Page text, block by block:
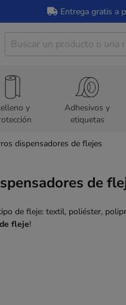
Entrega gratis a
y
Adhesivos y
etiquetas
dispensadores de flejes
de
de fleje: textil, poliéster,
fleje!